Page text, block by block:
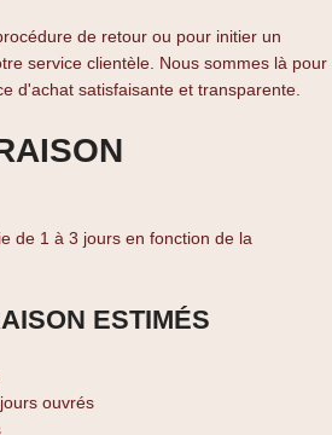
de retour ou pour initier un
service clientèle. Nous sommes là pour
d'achat satisfaisante et transparente.
de 1 à 3 jours en fonction de la
ESTIMÉS
ouvrés